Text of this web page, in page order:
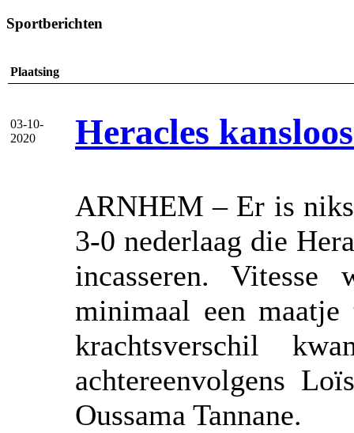
Sportberichten
Plaatsing
03-10-
2020
Heracles
ARNHEM – Er is
3-0 nederlaag die
incasseren. Vitesse
minimaal een
krachtsverschil
achtereenvolgens
Oussama Tannane.